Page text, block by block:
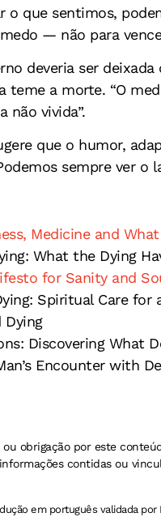
o que sentimos,
— não para
deveria ser
teme a morte. “O
não vivida”.
que o humor,
sempre ver o
Medicine and
What the Dying
for Sanity and
Spiritual Care for
Dying
Discovering What
Encounter with
obrigação por este
contidas ou
em português validada por